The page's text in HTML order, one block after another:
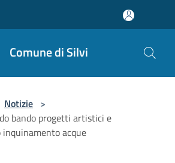
Comune di Silvi
Notizie >
bando progetti artistici e
acque